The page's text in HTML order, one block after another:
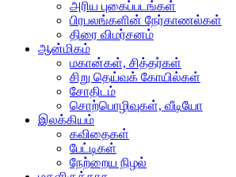
அரிய புகைப்படங்கள்
பிரபலங்களின் நேர்காணல்கள்
திரை விமர்சனம்
ஆன்மிகம்
மகான்கள், சித்தர்கள்
சிறு தெய்வக் கோயில்கள்
சோதிடம்
சொற்பொழிவுகள், வீடியோ
இலக்கியம்
கவிதைகள்
பேட்டிகள்
நேற்றைய நிழல்